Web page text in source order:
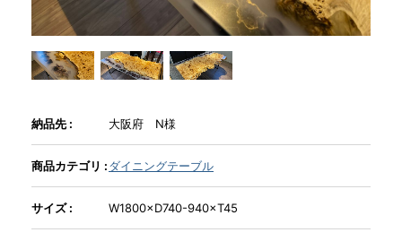
WEBカタログ
新入荷情報
納品事例
納品先 : 大阪府 N様
商品カテゴリ :ダイニングテーブル
サイズ : W1800×D740-940×T45